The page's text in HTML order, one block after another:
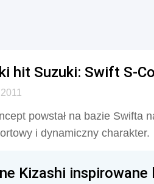
hit Suzuki: Swift S-
powstał na bazie Swifta
i dynamiczny charakter.
Kizashi inspirowane